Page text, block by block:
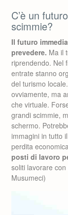
C’è un
scimmie?
Il futuro
prevedere. Ma il
riprendendo. Nel
entrate stanno
del turismo locale.
ovviamente, ma
che virtuale.
grandi scimmie,
schermo.
immagini in tutto
perdita
posti di lavoro
soliti lavorare
Musumeci)